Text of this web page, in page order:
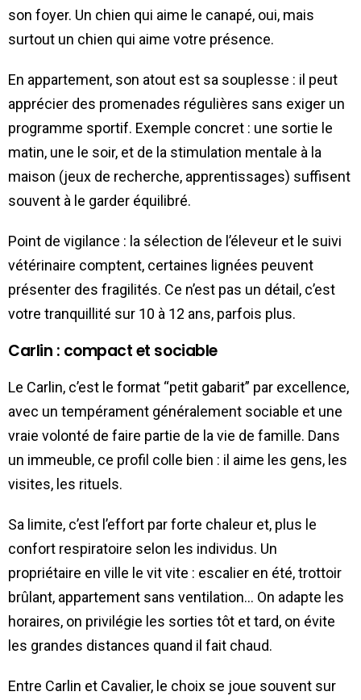
son foyer. Un chien qui aime le canapé, oui, mais
surtout un chien qui aime votre présence.
En appartement, son atout est sa souplesse : il peut
apprécier des promenades régulières sans exiger un
programme sportif. Exemple concret : une sortie le
matin, une le soir, et de la stimulation mentale à la
maison (jeux de recherche, apprentissages) suffisent
souvent à le garder équilibré.
Point de vigilance : la sélection de l’éleveur et le suivi
vétérinaire comptent, certaines lignées peuvent
présenter des fragilités. Ce n’est pas un détail, c’est
votre tranquillité sur 10 à 12 ans, parfois plus.
Carlin : compact et sociable
Le Carlin, c’est le format “petit gabarit” par excellence,
avec un tempérament généralement sociable et une
vraie volonté de faire partie de la vie de famille. Dans
un immeuble, ce profil colle bien : il aime les gens, les
visites, les rituels.
Sa limite, c’est l’effort par forte chaleur et, plus le
confort respiratoire selon les individus. Un
propriétaire en ville le vit vite : escalier en été, trottoir
brûlant, appartement sans ventilation… On adapte les
horaires, on privilégie les sorties tôt et tard, on évite
les grandes distances quand il fait chaud.
Entre Carlin et Cavalier, le choix se joue souvent sur